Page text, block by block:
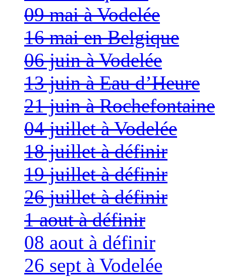
09 mai à Vodelée
16 mai en Belgique
06 juin à Vodelée
13 juin à Eau d’Heure
21 juin à Rochefontaine
04 juillet à Vodelée
18 juillet à définir
19 juillet à définir
26 juillet à définir
1 aout à définir
08 aout à définir
26 sept à Vodelée